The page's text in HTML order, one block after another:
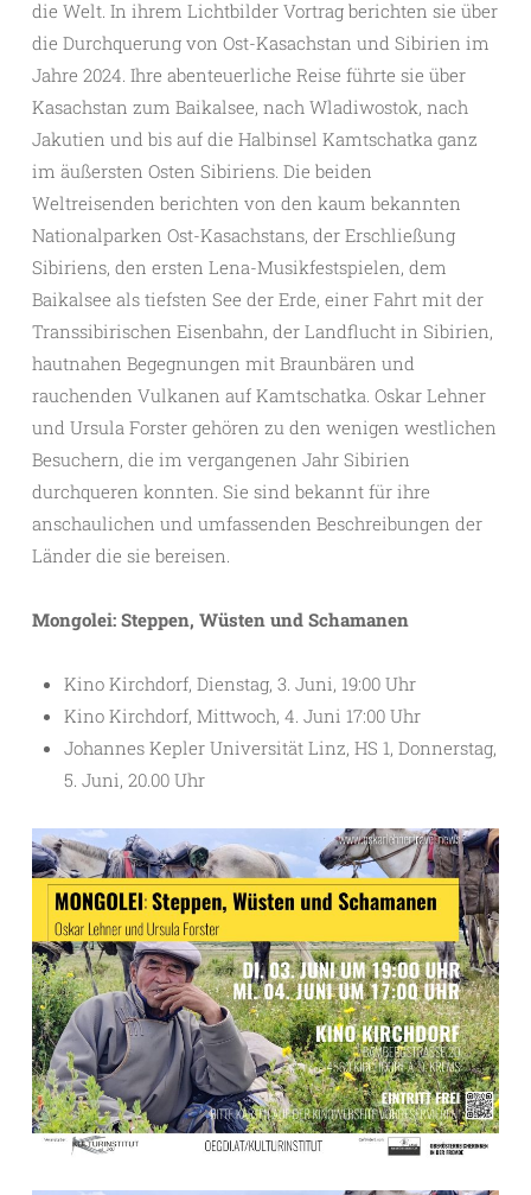
die Welt. In ihrem Lichtbilder Vortrag berichten sie über
die Durchquerung von Ost-Kasachstan und Sibirien im
Jahre 2024. Ihre abenteuerliche Reise führte sie über
Kasachstan zum Baikalsee, nach Wladiwostok, nach
Jakutien und bis auf die Halbinsel Kamtschatka ganz
im äußersten Osten Sibiriens. Die beiden
Weltreisenden berichten von den kaum bekannten
Nationalparken Ost-Kasachstans, der Erschließung
Sibiriens, den ersten Lena-Musikfestspielen, dem
Baikalsee als tiefsten See der Erde, einer Fahrt mit der
Transsibirischen Eisenbahn, der Landflucht in Sibirien,
hautnahen Begegnungen mit Braunbären und
rauchenden Vulkanen auf Kamtschatka. Oskar Lehner
und Ursula Forster gehören zu den wenigen westlichen
Besuchern, die im vergangenen Jahr Sibirien
durchqueren konnten. Sie sind bekannt für ihre
anschaulichen und umfassenden Beschreibungen der
Länder die sie bereisen.
Mongolei: Steppen, Wüsten und Schamanen
Kino Kirchdorf, Dienstag, 3. Juni, 19:00 Uhr
Kino Kirchdorf, Mittwoch, 4. Juni 17:00 Uhr
Johannes Kepler Universität Linz, HS 1, Donnerstag,
5. Juni, 20.00 Uhr